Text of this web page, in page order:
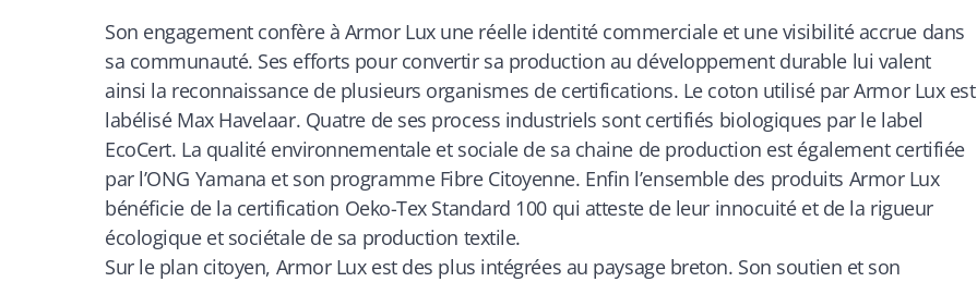
Son engagement confère à Armor Lux une réelle identité commerciale et une visibilité accrue dans
sa communauté. Ses efforts pour convertir sa production au développement durable lui valent
ainsi la reconnaissance de plusieurs organismes de certifications. Le coton utilisé par Armor Lux est
labélisé Max Havelaar. Quatre de ses process industriels sont certifiés biologiques par le label
EcoCert. La qualité environnementale et sociale de sa chaine de production est également certifiée
par l’ONG Yamana et son programme Fibre Citoyenne. Enfin l’ensemble des produits Armor Lux
bénéficie de la certification Oeko-Tex Standard 100 qui atteste de leur innocuité et de la rigueur
écologique et sociétale de sa production textile.
Sur le plan citoyen, Armor Lux est des plus intégrées au paysage breton. Son soutien et son